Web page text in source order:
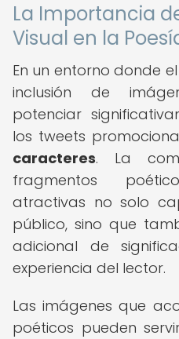
La Importancia
Visual en la
En un entorno donde
inclusión de
potenciar
los tweets
caracteres. La
fragmentos
atractivas no solo
público, sino que
adicional de
experiencia del lector.
Las imágenes que
poéticos pueden